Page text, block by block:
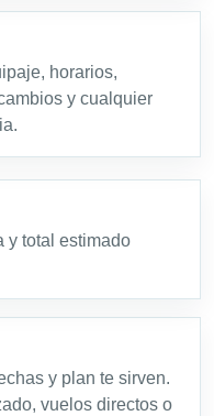
horarios,
y cualquier
y total estimado
y plan te sirven.
vuelos directos o